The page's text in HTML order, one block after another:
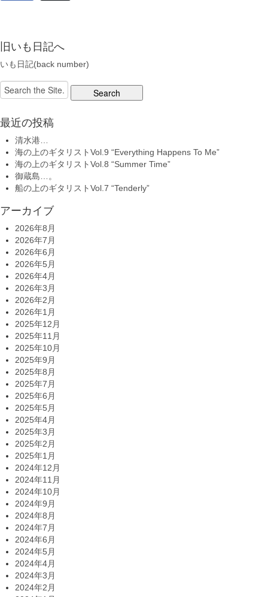
旧いも日記へ
いも日記(back number)
Search
for:
最近の投稿
清水港…
海の上のギタリストVol.9 “Everything Happens To Me”
海の上のギタリストVol.8 “Summer Time”
御蔵島…。
船の上のギタリストVol.7 “Tenderly”
アーカイブ
2026年8月
2026年7月
2026年6月
2026年5月
2026年4月
2026年3月
2026年2月
2026年1月
2025年12月
2025年11月
2025年10月
2025年9月
2025年8月
2025年7月
2025年6月
2025年5月
2025年4月
2025年3月
2025年2月
2025年1月
2024年12月
2024年11月
2024年10月
2024年9月
2024年8月
2024年7月
2024年6月
2024年5月
2024年4月
2024年3月
2024年2月